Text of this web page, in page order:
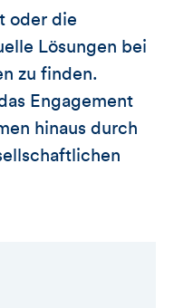
oder die
Lösungen bei
zu finden.
Engagement
hinaus durch